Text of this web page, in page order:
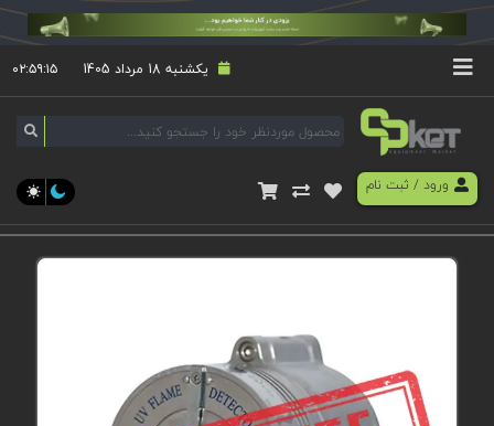
یکشنبه 18 مرداد 1405 ۰۲:۵۹:۱۵
ورود/ ثبت نام